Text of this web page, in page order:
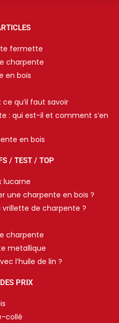
fermette
charpente
en bois
qu’il faut savoir
: qui est-il et comment s’en
en bois
/ TEST / TOP
lucarne
une charpente en bois ?
de charpente ?
charpente
metallique
l’huile de lin ?
PRIX
collé